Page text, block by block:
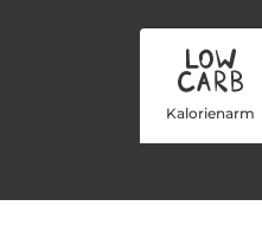
Kalorienarm